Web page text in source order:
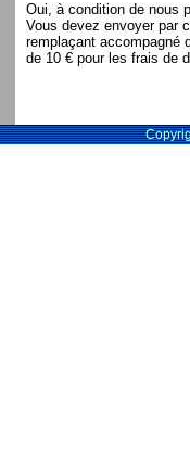
Oui, à condition de nous
Vous devez envoyer par
remplaçant accompagné
de 10 € pour les frais de